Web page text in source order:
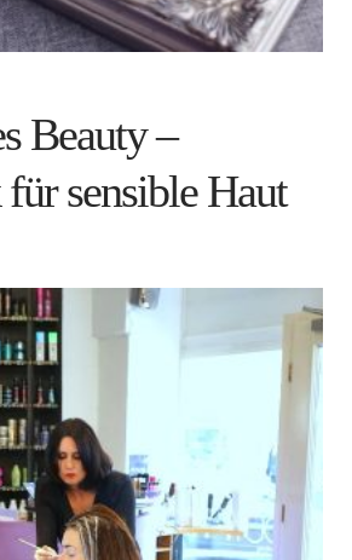
Beauty –
sensible Haut